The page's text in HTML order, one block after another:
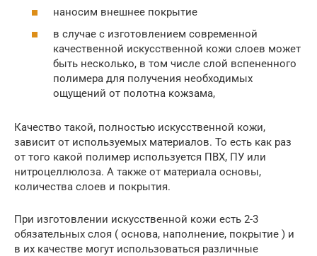
наносим внешнее покрытие
в случае с изготовлением современной
качественной искусственной кожи слоев может
быть несколько, в том числе слой вспененного
полимера для получения необходимых
ощущений от полотна кожзама,
Качество такой, полностью искусственной кожи,
зависит от используемых материалов. То есть как раз
от того какой полимер используется ПВХ, ПУ или
нитроцеллюлоза. А также от материала основы,
количества слоев и покрытия.
При изготовлении искусственной кожи есть 2-3
обязательных слоя ( основа, наполнение, покрытие ) и
в их качестве могут использоваться различные